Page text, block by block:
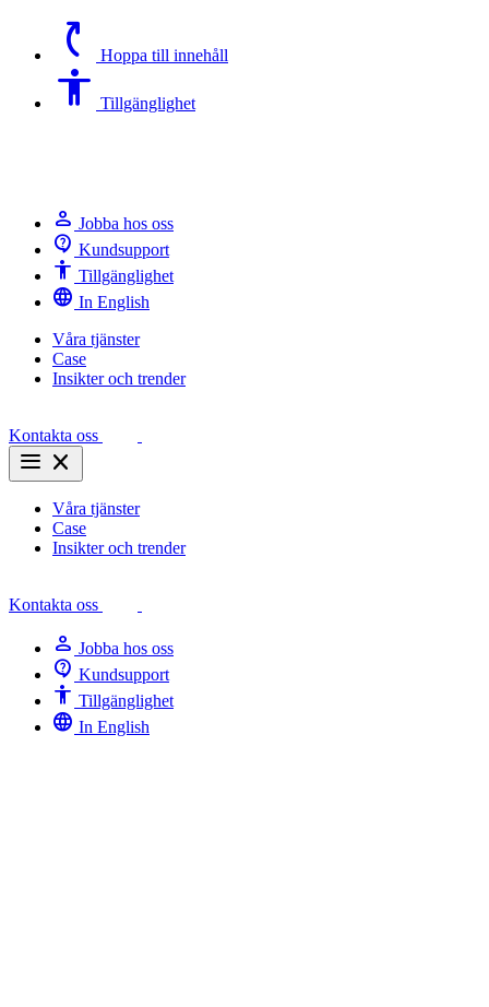
switch_access_shortcut Hoppa till innehåll
Accessibility Tillgänglighet
person Jobba hos oss
contact_support Kundsupport
Accessibility Tillgänglighet
language In English
Våra tjänster
Case
Insikter och trender
Kontakta oss
menu close
Våra tjänster
Case
Insikter och trender
Kontakta oss
person Jobba hos oss
contact_support Kundsupport
Accessibility Tillgänglighet
language In English